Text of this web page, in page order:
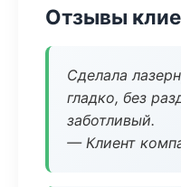
Отзывы
Сделала
гладко, без
заботливый.
— Клиент